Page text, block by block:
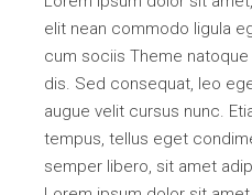
elit nean commodo ligula
cum sociis Theme
dis. Sed consequat, leo
augue velit cursus nunc.
tempus, tellus eget
semper libero, sit amet